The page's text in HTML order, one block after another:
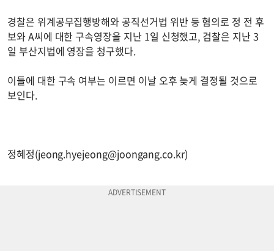
경찰은 위계공무집행방해와 공직선거법 위반 등 혐의로 정 전 후
보와 A씨에 대한 구속영장을 지난 1일 신청했고, 검찰은 지난 3
일 부산지법에 영장을 청구했다.
이들에 대한 구속 여부는 이르면 이날 오후 늦게 결정될 것으로
보인다.
정혜정(jeong.hyejeong@joongang.co.kr)